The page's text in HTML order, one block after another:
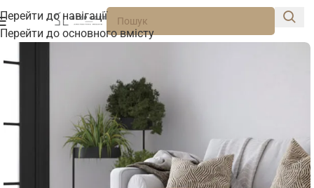
Перейти до навігації
Перейти до основного вмісту